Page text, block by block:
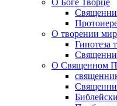
О Боге Творце
О творении
Гипотеза
О Священном